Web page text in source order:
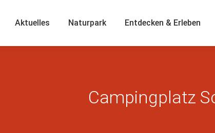
Aktuelles Naturpark Entdecken & Erleben
Campingplatz